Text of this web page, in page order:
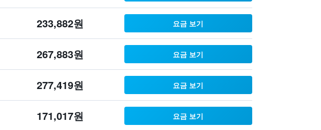
233,882원 요금 보기
267,883원 요금 보기
277,419원 요금 보기
171,017원 요금 보기